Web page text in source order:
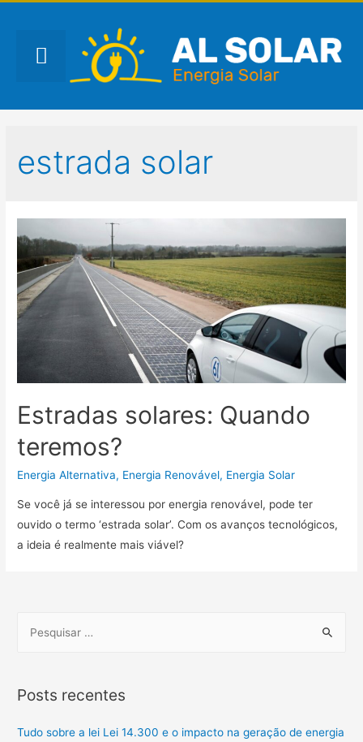
estrada solar
Estradas solares: Quando
teremos?
Energia Alternativa, Energia Renovável, Energia Solar
Se você já se interessou por energia renovável, pode ter
ouvido o termo ‘estrada solar’. Com os avanços tecnológicos,
a ideia é realmente mais viável?
Posts recentes
Tudo sobre a lei Lei 14.300 e o impacto na geração de energia